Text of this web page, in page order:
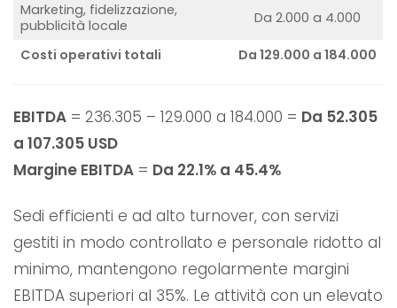
Marketing, fidelizzazione,
pubblicità locale
Da 2.000 a 4.000
Costi operativi totali Da 129.000 a 184.000
EBITDA = 236.305 – 129.000 a 184.000 = Da 52.305
a 107.305 USD
Margine EBITDA = Da 22.1% a 45.4%
Sedi efficienti e ad alto turnover, con servizi
gestiti in modo controllato e personale ridotto al
minimo, mantengono regolarmente margini
EBITDA superiori al 35%. Le attività con un elevato